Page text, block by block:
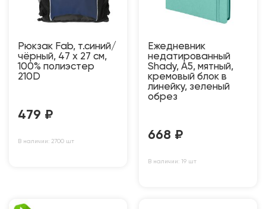
Рюкзак Fab, т.синий/
чёрный, 47 x 27 см,
100% полиэстер
210D
479 ₽
В наличии: 2700 шт
Ежедневник
недатированный
Shady, А5, мятный,
кремовый блок в
линейку, зеленый
обрез
668 ₽
В наличии: 19 шт